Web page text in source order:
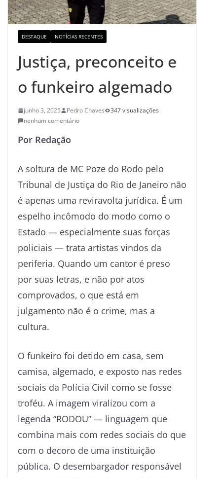
DESTAQUE NOTÍCIAS RECENTES
Justiça, preconceito e
o funkeiro algemado
junho 3, 2025 Pedro Chaves
347 visualizações
nenhum comentário
Por Redação
A soltura de MC Poze do Rodo pelo
Tribunal de Justiça do Rio de Janeiro não
é apenas uma reviravolta jurídica. É um
espelho incômodo do modo como o
Estado — especialmente suas forças
policiais — trata artistas vindos da
periferia. Quando um cantor é preso
por suas letras, e não por atos
comprovados, o que está em
julgamento não é o crime, mas a
cultura.
O funkeiro foi detido em casa, sem
camisa, algemado, e exposto nas redes
sociais da Polícia Civil como se fosse
troféu. A imagem viralizou com a
legenda “RODOU” — linguagem que
combina mais com redes sociais do que
com o decoro de uma instituição
pública. O desembargador responsável